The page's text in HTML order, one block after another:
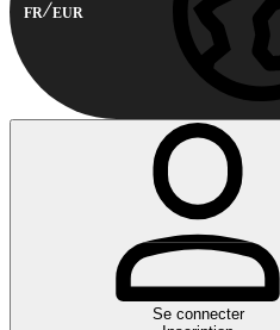
FR EUR
Se connecter